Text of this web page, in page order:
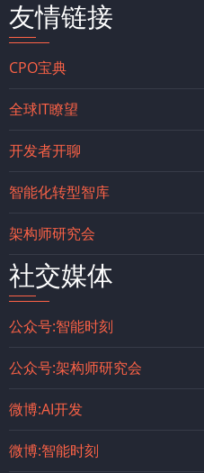
友情链接
CPO宝典
全球IT瞭望
开发者开聊
智能化转型智库
架构师研究会
社交媒体
公众号:智能时刻
公众号:架构师研究会
微博:AI开发
微博:智能时刻